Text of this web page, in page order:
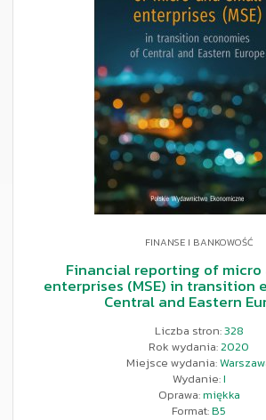
FINANSE I BANKOWOŚĆ
Financial reporting of micro
enterprises (MSE) in transition
Central and Eastern
Liczba stron:328
Rok wydania:2020
Miejsce wydania:
Wydanie:I
Oprawa:miękka
Format:B5